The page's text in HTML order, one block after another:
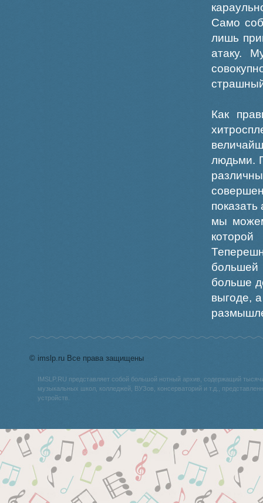
Само
лишь
атаку.
Как
людьми.
мы
которой
больше
выгоде,
© imslp.ru Все права защищены
IMSLP.RU представляет собой большой нотный архив, содержащий
музыкальных школ, колледжей, ВУЗов, консерваторий и т.д.,
устройств.